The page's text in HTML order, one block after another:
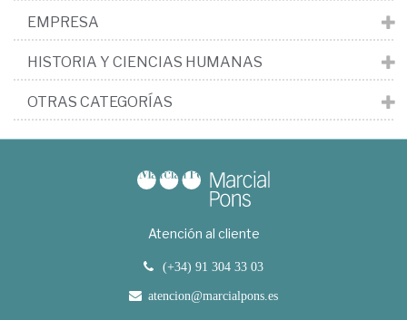
EMPRESA
HISTORIA Y CIENCIAS HUMANAS
OTRAS CATEGORÍAS
Atención al cliente
(+34) 91 304 33 03
atencion@marcialpons.es